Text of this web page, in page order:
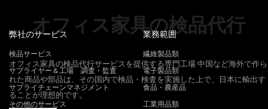
オフィス家具の検品代行
オフィス家具の検品代行サービスを提供する専門工場 中国など海外で作ら
れた商品や部品は、その国内で検品・検査を実施した上で、日本に輸出す
ることが理想的です。
弊社のサービス
検品サービス
サプライヤー＆工場 調査・監査
サプライチェーンマネジメント
その他のサービス
業務範囲
繊維製品類
電子製品類
食品・農産品
工業用品類